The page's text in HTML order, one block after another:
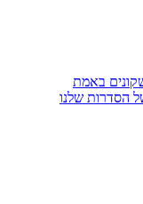
באמת
הסדרות שלנו